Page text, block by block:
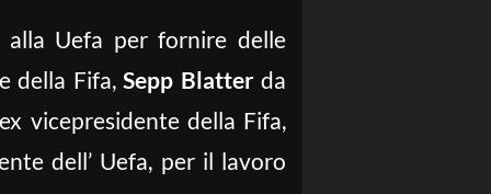
Uefa per fornire delle
della Fifa, Sepp Blatterda
vicepresidente della Fifa,
dell’ Uefa, per il lavoro